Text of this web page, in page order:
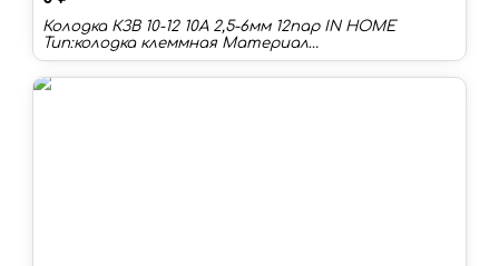
Колодка КЗВ 10-12 10А 2,5-6мм 12пар IN HOME
Тип:колодка клеммная Материал
корпуса:латунь+полиэтилен Сечение провода:2.5-
6 мм² Номинальный ток:10 А Количество в